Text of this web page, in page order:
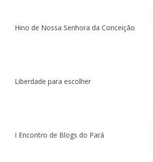
Hino de Nossa Senhora da Conceição
Liberdade para escolher
I Encontro de Blogs do Pará